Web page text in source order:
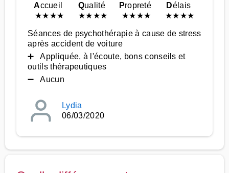
Accueil
★★★★
Qualité
★★★★
Propreté
★★★★
Délais
★★★★
Séances de psychothérapie à cause de stress
après accident de voiture
➕ Appliquée, à l'écoute, bons conseils et
outils thérapeutiques
➖ Aucun
Lydia
06/03/2020